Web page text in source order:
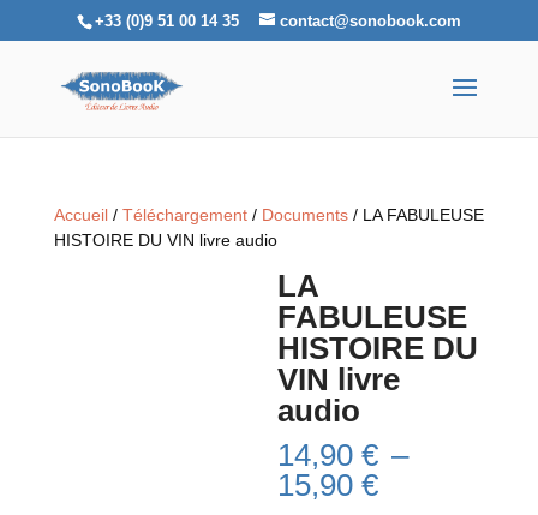
+33 (0)9 51 00 14 35 contact@sonobook.com
Accueil/ Téléchargement/ Documents/ LA FABULEUSE
HISTOIRE DU VIN livre audio
LA
FABULEUSE
HISTOIRE DU
VIN livre
audio
14,90€ –
15,90€Plage